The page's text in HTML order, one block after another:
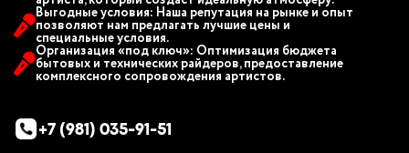
Выгодные условия: Наша репутация на рынке и опыт
позволяют нам предлагать лучшие цены и
специальные условия.
Организация «под ключ»: Оптимизация бюджета
бытовых и технических райдеров, предоставление
комплексного сопровождения артистов.
+7 (981) 035-91-51